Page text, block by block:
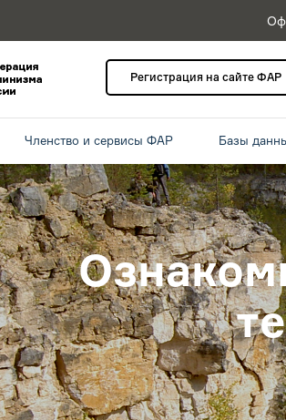
Регистрация на сайте ФАР
Членство и сервисы ФАР Базы